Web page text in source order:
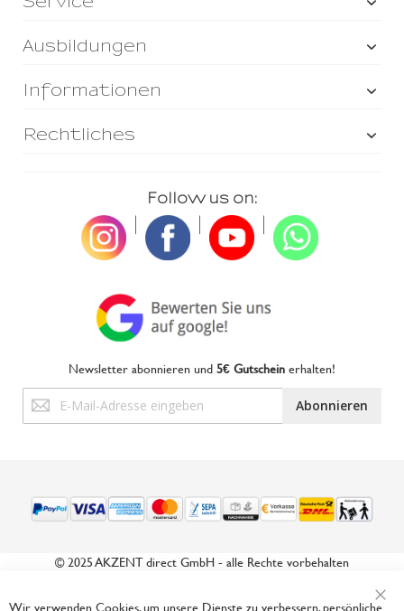
Ausbildungen
Informationen
Rechtliches
Follow us on:
Newsletter abonnieren und5€ Gutscheinerhalten!
Anmeldung
zum
Abonnieren
© 2025 AKZENT direct GmbH - alle Rechte vorbehalten
Wir verwenden Cookies, um unsere Dienste zu verbessern, persönliche